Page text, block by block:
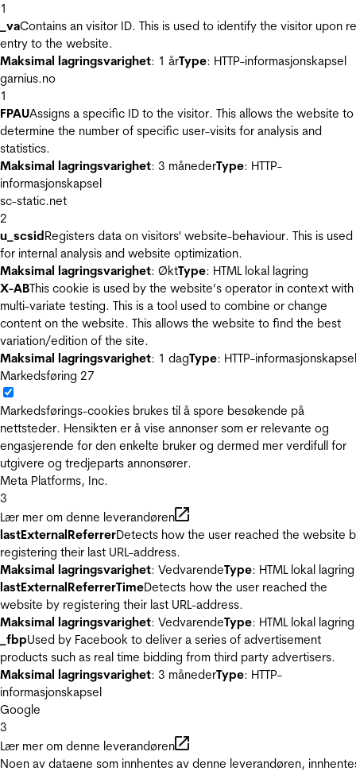
1
_vaContains an visitor ID. This is used to identify the visitor upon
entry to the website.
Maksimal lagringsvarighet: 1 årType: HTTP-informasjonskapsel
garnius.no
1
FPAUAssigns a specific ID to the visitor. This allows the website to
determine the number of specific user-visits for analysis and
statistics.
Maksimal lagringsvarighet: 3 månederType: HTTP-
informasjonskapsel
sc-static.net
2
u_scsidRegisters data on visitors' website-behaviour. This is used
for internal analysis and website optimization.
Maksimal lagringsvarighet: ØktType: HTML lokal lagring
X-ABThis cookie is used by the website’s operator in context with
multi-variate testing. This is a tool used to combine or change
content on the website. This allows the website to find the best
variation/edition of the site.
Maksimal lagringsvarighet: 1 dagType: HTTP-informasjonskapsel
Markedsføring 27
Markedsførings-cookies brukes til å spore besøkende på
nettsteder. Hensikten er å vise annonser som er relevante og
engasjerende for den enkelte bruker og dermed mer verdifull for
utgivere og tredjeparts annonsører.
Meta Platforms, Inc.
3
Lær mer om denne leverandøren
lastExternalReferrerDetects how the user reached the website
registering their last URL-address.
Maksimal lagringsvarighet: VedvarendeType: HTML lokal lagring
lastExternalReferrerTimeDetects how the user reached the
website by registering their last URL-address.
Maksimal lagringsvarighet: VedvarendeType: HTML lokal lagring
_fbpUsed by Facebook to deliver a series of advertisement
products such as real time bidding from third party advertisers.
Maksimal lagringsvarighet: 3 månederType: HTTP-
informasjonskapsel
Google
3
Lær mer om denne leverandøren
Noen av dataene som innhentes av denne leverandøren,